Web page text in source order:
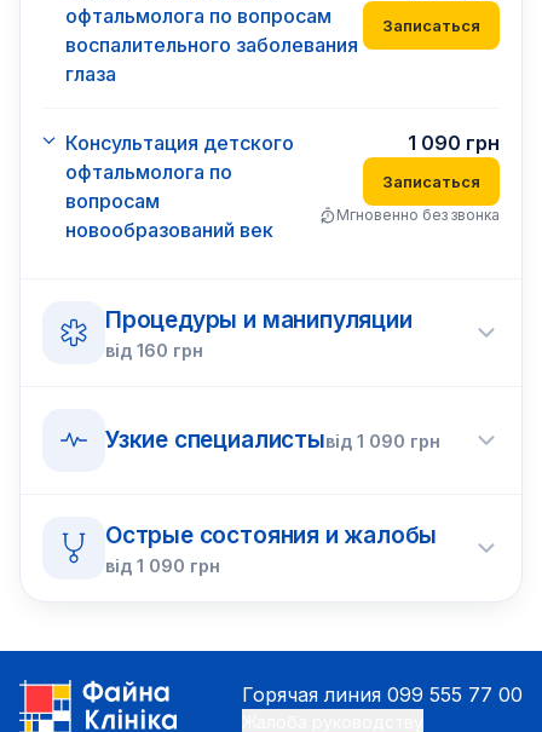
офтальмолога по вопросам
воспалительного заболевания
глаза
Записаться
Консультация детского
офтальмолога по
вопросам
новообразований век
1 090 грн
Записаться
Мгновенно без звонка
Процедуры и манипуляции
від 160 грн
Узкие специалистывід 1 090 грн
Острые состояния и жалобы
від 1 090 грн
Горячая линия 099 555 77 00